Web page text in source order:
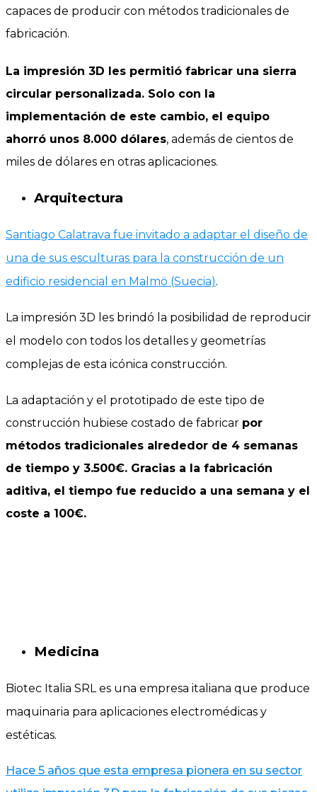
capaces de producir con métodos tradicionales de
fabricación.
La impresión 3D les permitió fabricar una sierra
circular personalizada. Solo con la
implementación de este cambio, el equipo
ahorró unos 8.000 dólares, además de cientos de
miles de dólares en otras aplicaciones.
Arquitectura
Santiago Calatrava fue invitado a adaptar el diseño de
una de sus esculturas para la construcción de un
edificio residencial en Malmö (Suecia).
La impresión 3D les brindó la posibilidad de reproducir
el modelo con todos los detalles y geometrías
complejas de esta icónica construcción.
La adaptación y el prototipado de este tipo de
construcción hubiese costado de fabricar por
métodos tradicionales alrededor de 4 semanas
de tiempo y 3.500€. Gracias a la fabricación
aditiva, el tiempo fue reducido a una semana y el
coste a 100€.
Medicina
Biotec Italia SRL es una empresa italiana que produce
maquinaria para aplicaciones electromédicas y
estéticas.
Hace 5 años que esta empresa pionera en su sector